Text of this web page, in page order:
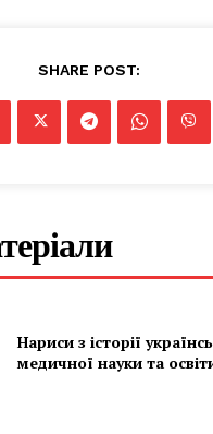
SHARE POST:
Нариси з історії
медичної науки та